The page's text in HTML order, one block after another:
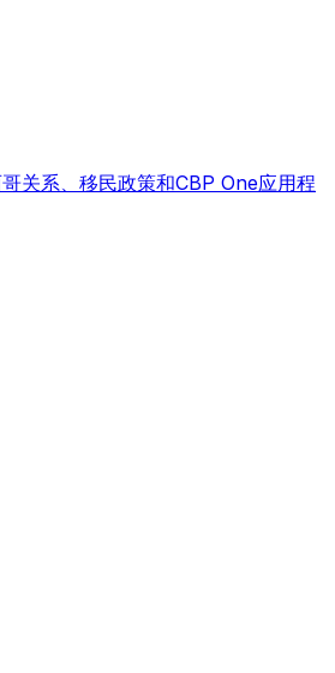
关系、移民政策和CBP One应用程